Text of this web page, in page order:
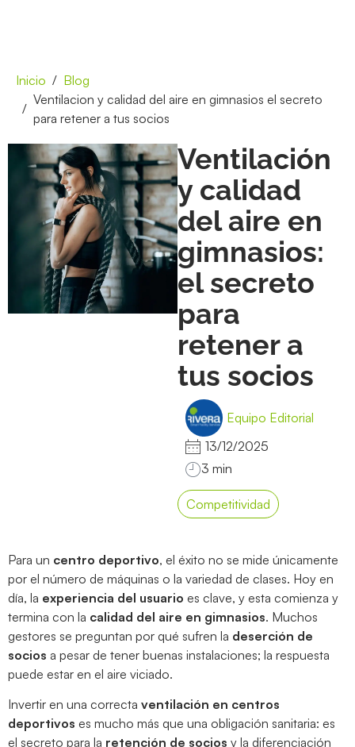
Inicio
Blog
Ventilacion y calidad del aire en gimnasios el secreto
para retener a tus socios
Ventilación
y calidad
del aire en
gimnasios:
el secreto
para
retener a
tus socios
Equipo Editorial
13/12/2025
Competitividad
Para un centro deportivo, el éxito no se mide únicamente
por el número de máquinas o la variedad de clases. Hoy en
día, la experiencia del usuario es clave, y esta comienza y
termina con la calidad del aire en gimnasios. Muchos
gestores se preguntan por qué sufren la deserción de
socios a pesar de tener buenas instalaciones; la respuesta
puede estar en el aire viciado.
Invertir en una correcta ventilación en centros
deportivos es mucho más que una obligación sanitaria: es
el secreto para la retención de socios y la diferenciación